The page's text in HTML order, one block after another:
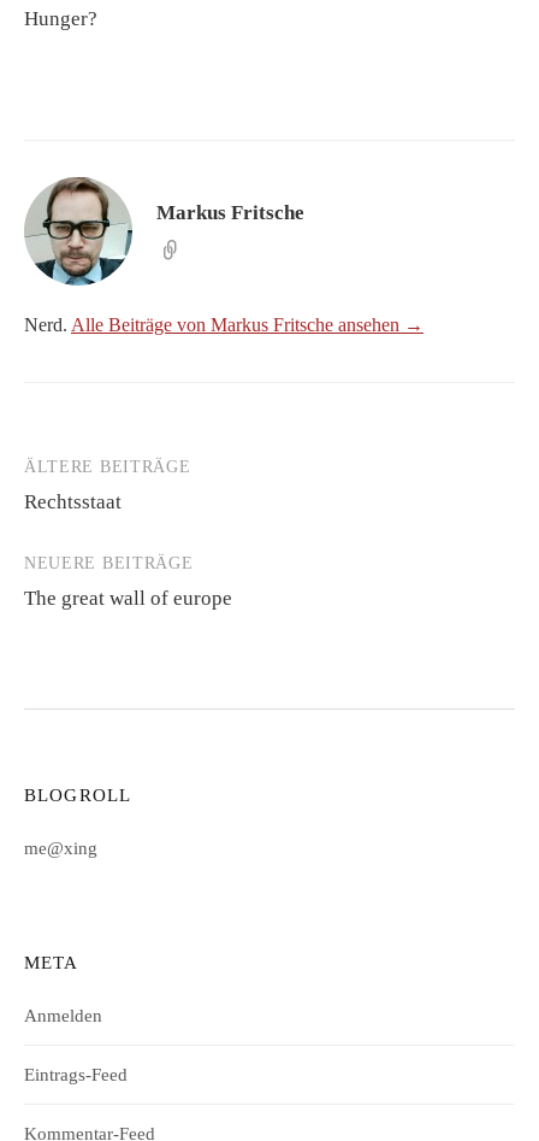
Hunger?
Markus Fritsche
Nerd. Alle Beiträge von Markus Fritsche ansehen →
Beitragsnavigation
ÄLTERE BEITRÄGE
Rechtsstaat
NEUERE BEITRÄGE
The great wall of europe
BLOGROLL
me@xing
META
Anmelden
Eintrags-Feed
Kommentar-Feed